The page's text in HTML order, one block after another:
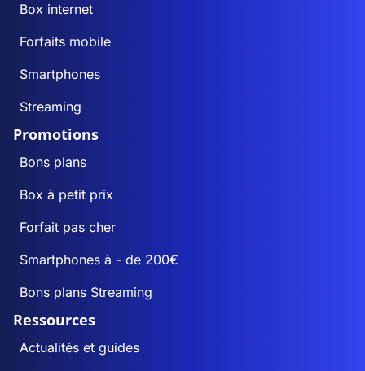
Box internet
Forfaits mobile
Smartphones
Streaming
Promotions
Bons plans
Box à petit prix
Forfait pas cher
Smartphones à - de 200€
Bons plans Streaming
Ressources
Actualités et guides